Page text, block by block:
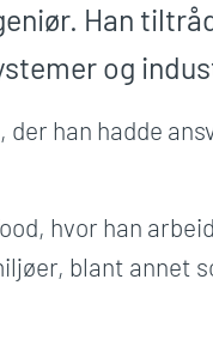
Han
og
han hadde
hvor han
blant annet